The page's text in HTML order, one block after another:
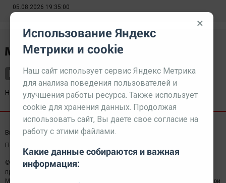
05.08.2026 19:35:00
Наш партнерkurorty-sochi.ru
Выходные данные СМИ Реклама
Пользовательское соглашение
© 2026 МЕДИАЗАВОД — Сайт может содержать контент,
предназначенный для лиц 18+
Мнение редакции может не совпадать с мнением отдельных авторов.При
×
Использование Яндекс
Метрики и cookie
Наш сайт использует сервис Яндекс Метрика
для анализа поведения пользователей и
улучшения работы ресурса. Также использует
cookie для хранения данных. Продолжая
использовать сайт, Вы даете свое согласие на
работу с этими файлами.
Какие данные собираются и важная
информация: